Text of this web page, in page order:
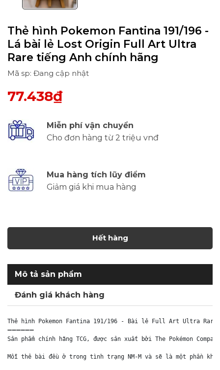
Thẻ hình Pokemon Fantina 191/196 -
Lá bài lẻ Lost Origin Full Art Ultra
Rare tiếng Anh chính hãng
Mã sp: Đang cập nhật
77.438₫
Miễn phí vận chuyển
Cho đơn hàng từ 2 triệu vnđ
Mua hàng tích lũy điểm
Giảm giá khi mua hàng
Hết hàng
Mô tả sản phẩm
Đánh giá khách hàng
Thẻ hình Pokemon Fantina 191/196 - Bài lẻ Full Art Ultra Rare
➖➖➖➖➖➖
Sản phẩm chính hãng TCG, được sản xuất bởi The Pokémon
Mỗi thẻ bài đều ở trong tình trạng NM-M và sẽ là một phần